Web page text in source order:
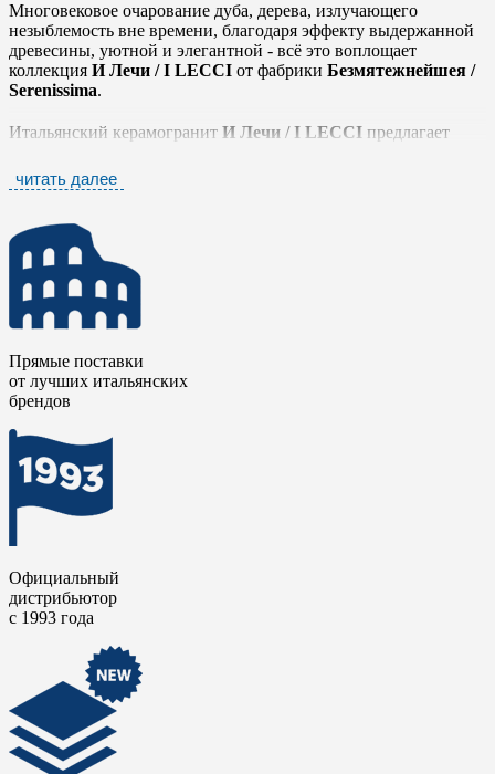
Многовековое очарование дуба, дерева, излучающего
незыблемость вне времени, благодаря эффекту выдержанной
древесины, уютной и элегантной - всё это воплощает
коллекция И Лечи / I LECCI от фабрики Безмятежнейшея /
Serenissima.
Итальянский керамогранит И Лечи / I LECCI предлагает
предоставляющий высокую универсальность применения.
Цветовая гамма коллекции вдохновлена благородными
карамельного до приглушенного серо-коричневого и
глубокого шоколадного тона с пепельным отливом. Каждый
оттенок передает естественную вариативность натуральной
древесины, которая делает старый дуб таким желанным в
интерьерах класса премиум.
Коллекция выпускается в нескольких форматах, включая
длинные доски под паркетную укладку со смещением, что
позволяет точно имитировать штучный паркет или
массивную доску.
читать далее
Прямые поставки
от лучших итальянских
брендов
Официальный
дистрибьютор
с 1993 года